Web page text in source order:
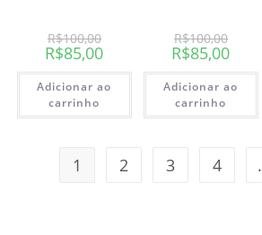
R$100,00
R$85,00
Adicionar ao
carrinho
R$100,00
R$85,00
Adicionar ao
carrinho
1 2 3 4